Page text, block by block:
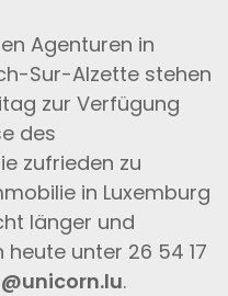
Agenturen in
Sur-Alzette stehen
zur Verfügung
des
zufrieden zu
in Luxemburg
länger und
unter 26 54 17
.